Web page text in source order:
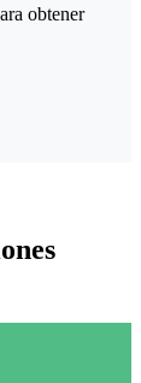
obtener